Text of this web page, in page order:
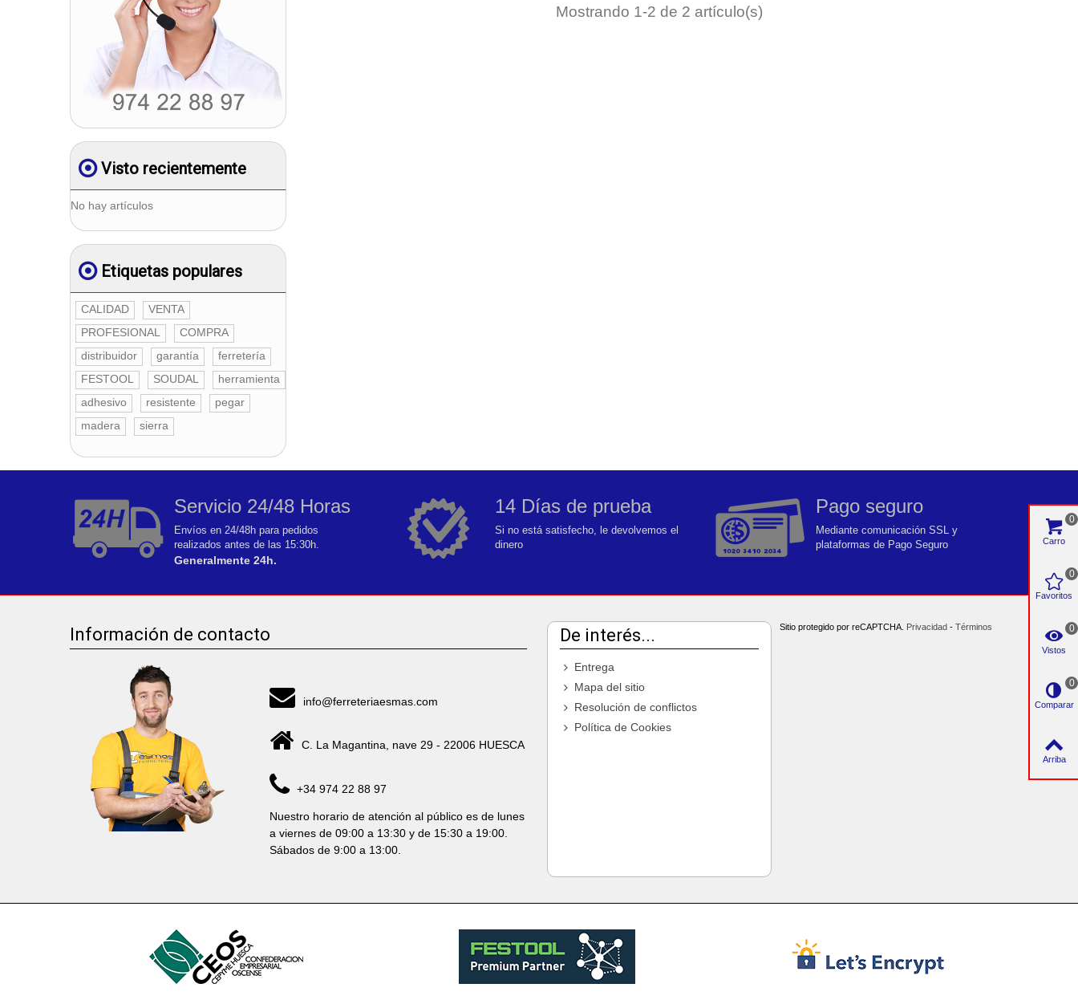
Visto recientemente
No hay artículos
Etiquetas populares
CALIDAD
VENTA
PROFESIONAL
COMPRA
distribuidor
garantía
ferretería
FESTOOL
SOUDAL
herramienta
adhesivo
resistente
pegar
madera
sierra
Mostrando 1-2 de 2 artículo(s)
Servicio 24/48 Horas
Envíos en 24/48h para pedidos
realizados antes de las 15:30h.
Generalmente 24h.
14 Días de prueba
Si no está satisfecho, le devolvemos el
dinero
Pago seguro
Mediante comunicación SSL y
plataformas de Pago Seguro
Información de contacto
info@ferreteriaesmas.com
C. La Magantina, nave 29 - 22006 HUESCA
+34 974 22 88 97
Nuestro horario de atención al público es de lunes
a viernes de 09:00 a 13:30 y de 15:30 a 19:00.
Sábados de 9:00 a 13:00.
De interés...
Entrega
Mapa del sitio
Resolución de conflictos
Política de Cookies
Sitio protegido por reCAPTCHA. Privacidad - Términos
Carro
0
Favoritos
0
Vistos
0
Comparar
0
Arriba